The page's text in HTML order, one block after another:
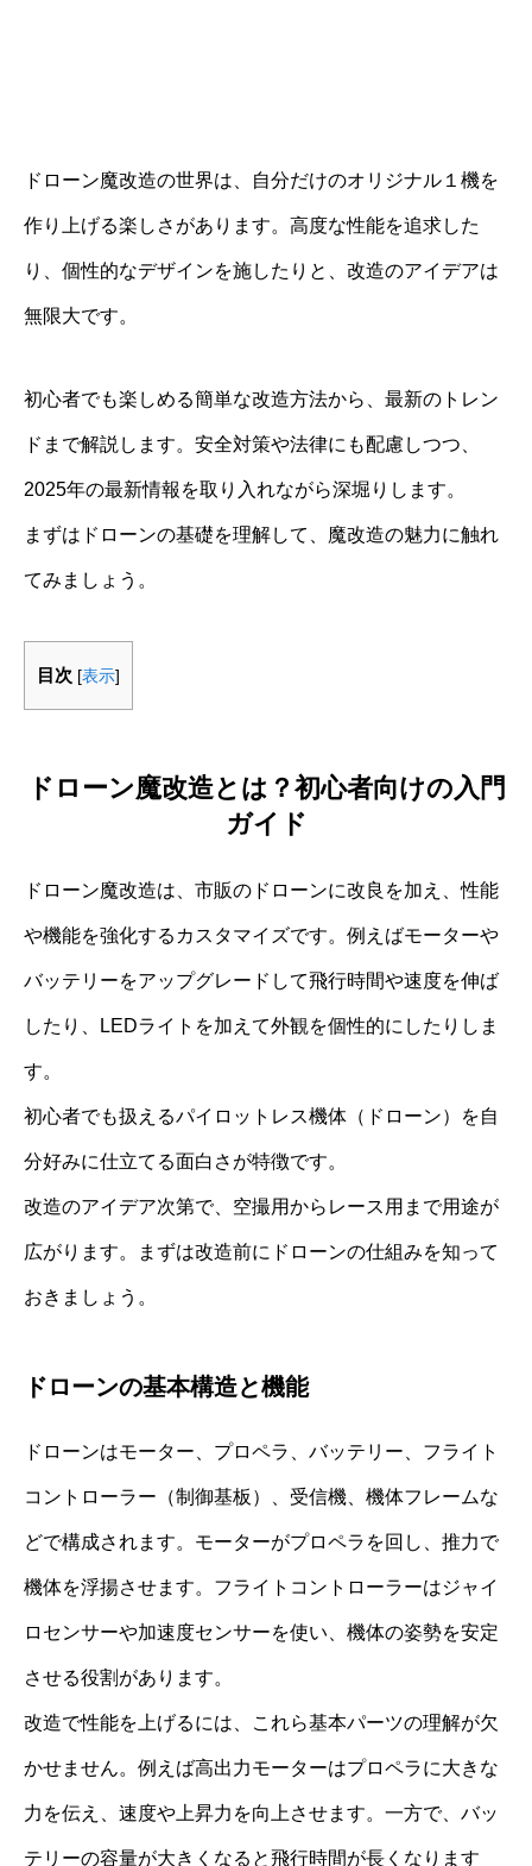
ドローン魔改造の世界は、自分だけのオリジナル１機を
作り上げる楽しさがあります。高度な性能を追求した
り、個性的なデザインを施したりと、改造のアイデアは
無限大です。
初心者でも楽しめる簡単な改造方法から、最新のトレン
ドまで解説します。安全対策や法律にも配慮しつつ、
2025年の最新情報を取り入れながら深堀りします。
まずはドローンの基礎を理解して、魔改造の魅力に触れ
てみましょう。
目次 [表示]
ドローン魔改造とは？初心者向けの入門
ガイド
ドローン魔改造は、市販のドローンに改良を加え、性能
や機能を強化するカスタマイズです。例えばモーターや
バッテリーをアップグレードして飛行時間や速度を伸ば
したり、LEDライトを加えて外観を個性的にしたりしま
す。
初心者でも扱えるパイロットレス機体（ドローン）を自
分好みに仕立てる面白さが特徴です。
改造のアイデア次第で、空撮用からレース用まで用途が
広がります。まずは改造前にドローンの仕組みを知って
おきましょう。
ドローンの基本構造と機能
ドローンはモーター、プロペラ、バッテリー、フライト
コントローラー（制御基板）、受信機、機体フレームな
どで構成されます。モーターがプロペラを回し、推力で
機体を浮揚させます。フライトコントローラーはジャイ
ロセンサーや加速度センサーを使い、機体の姿勢を安定
させる役割があります。
改造で性能を上げるには、これら基本パーツの理解が欠
かせません。例えば高出力モーターはプロペラに大きな
力を伝え、速度や上昇力を向上させます。一方で、バッ
テリーの容量が大きくなると飛行時間が長くなります